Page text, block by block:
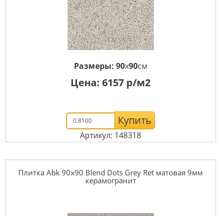
Размеры: 90x90см
Цена: 6157 р/м2
Купить
Артикул: 148318
Плитка Abk 90x90 Blend Dots Grey Ret матовая 9мм
керамогранит